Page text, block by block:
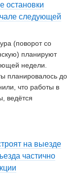
остановки
следующей
(поворот со
планируют
недели.
планировалось до
что работы в
ведётся
на выезде
частично